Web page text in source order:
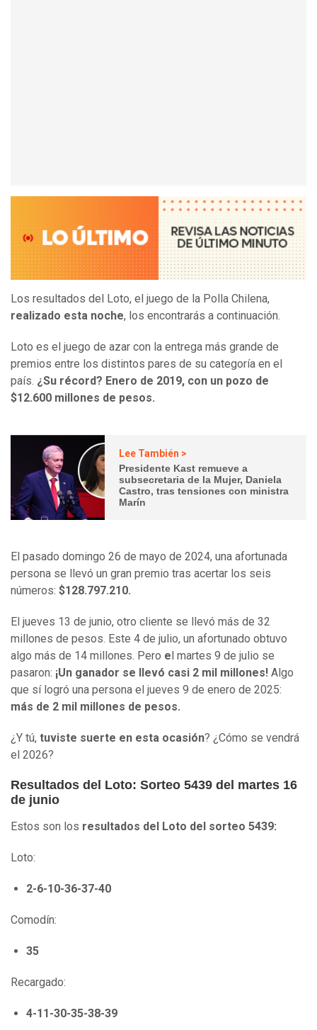
Los resultados del Loto, el juego de la Polla Chilena,
realizado esta noche, los encontrarás a continuación.
Loto es el juego de azar con la entrega más grande de
premios entre los distintos pares de su categoría en el
país. ¿Su récord? Enero de 2019, con un pozo de
$12.600 millones de pesos.
Lee También >
Presidente Kast remueve a
subsecretaria de la Mujer, Daniela
Castro, tras tensiones con ministra
Marín
El pasado domingo 26 de mayo de 2024, una afortunada
persona se llevó un gran premio tras acertar los seis
números: $128.797.210.
El jueves 13 de junio, otro cliente se llevó más de 32
millones de pesos. Este 4 de julio, un afortunado obtuvo
algo más de 14 millones. Pero e l martes 9 de julio se
pasaron: ¡Un ganador se llevó casi 2 mil millones! Algo
que sí logró una persona el jueves 9 de enero de 2025:
más de 2 mil millones de pesos.
¿Y tú, tuviste suerte en esta ocasión? ¿Cómo se vendrá
el 2026?
Resultados del Loto: Sorteo 5439 del martes 16
de junio
Estos son los resultados del Loto del sorteo 5439:
Loto:
2-6-10-36-37-40
Comodín:
35
Recargado:
4-11-30-35-38-39